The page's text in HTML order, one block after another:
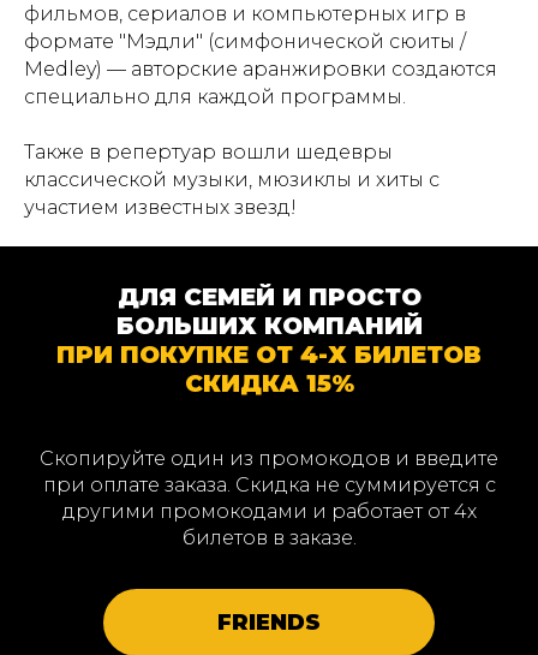
фильмов, сериалов и компьютерных игр в
формате "Мэдли" (симфонической сюиты /
Medley) — авторские аранжировки создаются
специально для каждой программы.
Также в репертуар вошли шедевры
классической музыки, мюзиклы и хиты с
участием известных звезд!
ДЛЯ СЕМЕЙ И ПРОСТО
БОЛЬШИХ КОМПАНИЙ
ПРИ ПОКУПКЕ ОТ 4-Х БИЛЕТОВ
СКИДКА 15%
Скопируйте один из промокодов и введите
при оплате заказа. Скидка не суммируется с
другими промокодами и работает от 4х
билетов в заказе.
FRIENDS